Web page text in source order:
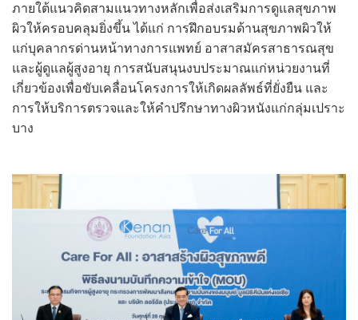
ภายใต้แนวคิดสามแนวทางหลักเพื่อส่งเสริมการดูแลสุขภาพ
ผิวให้ครอบคลุมยิ่งขึ้น ได้แก่ การฝึกอบรมด้านสุขภาพผิวให้
แก่บุคลากรด่านหน้าทางการแพทย์ อาสาสมัครสาธารณสุข
และผู้ดูแลผู้สูงอายุ การสนับสนุนงบประมาณแก่หน่วยงานที่
เกี่ยวข้องเพื่อขับเคลื่อนโครงการให้เกิดผลลัพธ์ที่ยั่งยืน และ
การให้บริการตรวจและให้คำปรึกษาทางผิวหนังแก่กลุ่มเปราะ
บาง